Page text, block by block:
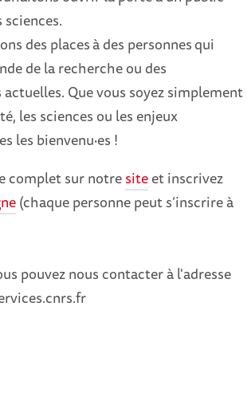
des placesà des personnesqui
de la recherche ou des
Que vous soyez simplement
les sciences ou les enjeux
les bienvenu·es !
complet sur notresiteet inscrivez
(chaque personne peut s’inscrire à
pouvez nous contacter à l'adresse